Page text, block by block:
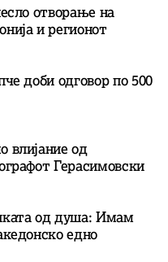
отворање на
и регионот
доби одговор по 500
влијание од
Герасимовски
од душа: Имам
едно